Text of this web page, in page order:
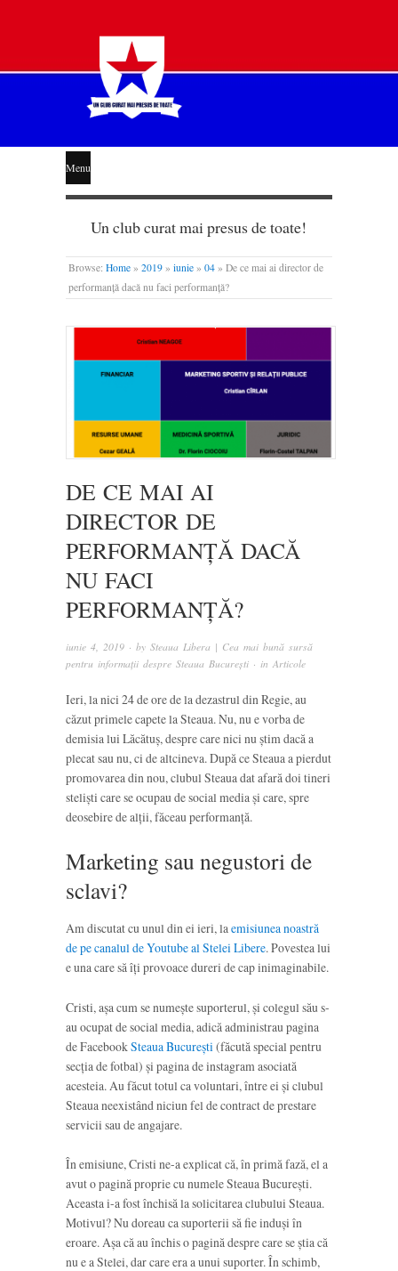
STEAUA
LIBERĂ
Menu
Un club curat mai presus de toate!
Browse: Home » 2019 » iunie » 04 » De ce mai ai director de
performanță dacă nu faci performanță?
DE CE MAI AI
DIRECTOR DE
PERFORMANȚĂ DACĂ
NU FACI
PERFORMANȚĂ?
iunie 4, 2019 · by Steaua Libera | Cea mai bună sursă
pentru informații despre Steaua București · in Articole
Ieri, la nici 24 de ore de la dezastrul din Regie, au
căzut primele capete la Steaua. Nu, nu e vorba de
demisia lui Lăcătuș, despre care nici nu știm dacă a
plecat sau nu, ci de altcineva. După ce Steaua a pierdut
promovarea din nou, clubul Steaua dat afară doi tineri
steliști care se ocupau de social media și care, spre
deosebire de alții, făceau performanță.
Marketing sau negustori de
sclavi?
Am discutat cu unul din ei ieri, laemisiunea noastră
de pe canalul de Youtube al Stelei Libere. Povestea lui
e una care să îți provoace dureri de cap inimaginabile.
Cristi, așa cum se numește suporterul, și colegul său s-
au ocupat de social media, adică administrau pagina
de FacebookSteaua București (făcută special pentru
secția de fotbal) și pagina de instagram asociată
acesteia. Au făcut totul ca voluntari, între ei și clubul
Steaua neexistând niciun fel de contract de prestare
servicii sau de angajare.
În emisiune, Cristi ne-a explicat că, în primă fază, el a
avut o pagină proprie cu numele Steaua București.
Aceasta i-a fost închisă la solicitarea clubului Steaua.
Motivul? Nu doreau ca suporterii să fie induși în
eroare. Așa că au închis o pagină despre care se știa că
nu e a Stelei, dar care era a unui suporter. În schimb,